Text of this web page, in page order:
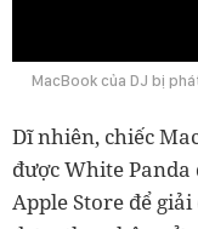
MacBook của DJ bị
Dĩ nhiên, chiếc
được White Panda
Apple Store để